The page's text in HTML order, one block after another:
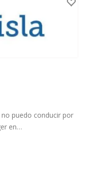
no puedo conducir por
en…